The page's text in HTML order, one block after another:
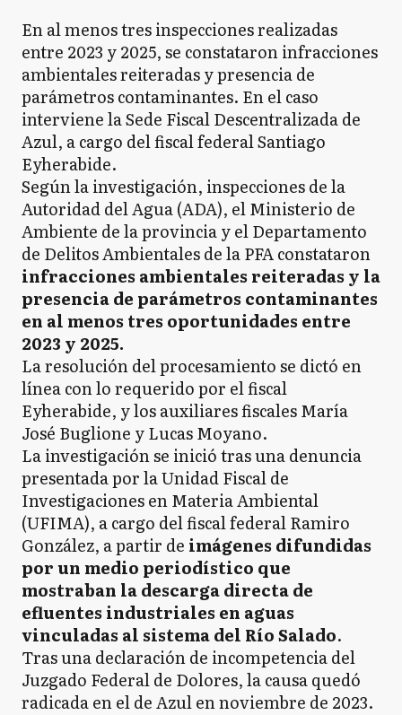
En al menos tres inspecciones realizadas
entre 2023 y 2025, se constataron infracciones
ambientales reiteradas y presencia de
parámetros contaminantes. En el caso
interviene la Sede Fiscal Descentralizada de
Azul, a cargo del fiscal federal Santiago
Eyherabide.
Según la investigación, inspecciones de la
Autoridad del Agua (ADA), el Ministerio de
Ambiente de la provincia y el Departamento
de Delitos Ambientales de la PFA constataron
infracciones ambientales reiteradas y la
presencia de parámetros contaminantes
en al menos tres oportunidades entre
2023 y 2025.
La resolución del procesamiento se dictó en
línea con lo requerido por el fiscal
Eyherabide, y los auxiliares fiscales María
José Buglione y Lucas Moyano.
La investigación se inició tras una denuncia
presentada por la Unidad Fiscal de
Investigaciones en Materia Ambiental
(UFIMA), a cargo del fiscal federal Ramiro
González, a partir de imágenes difundidas
por un medio periodístico que
mostraban la descarga directa de
efluentes industriales en aguas
vinculadas al sistema del Río Salado.
Tras una declaración de incompetencia del
Juzgado Federal de Dolores, la causa quedó
radicada en el de Azul en noviembre de 2023.